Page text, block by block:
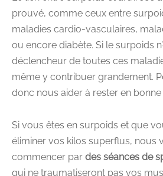
prouvé, comme ceux entre
maladies cardio-vasculaires,
ou encore diabète. Si le surpoids
déclencheur de toutes ces
même y contribuer grandement.
donc nous aider à rester en bonne
Si vous êtes en surpoids et que
éliminer vos kilos superflus, nous
commencer par des séances de
qui ne traumatiseront pas vos